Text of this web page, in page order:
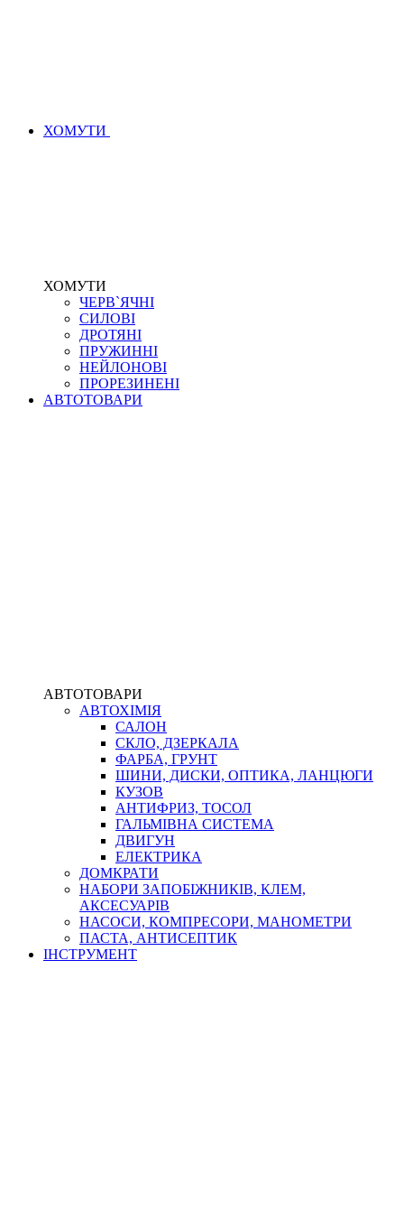
ХОМУТИ
ХОМУТИ
ЧЕРВ`ЯЧНІ
СИЛОВІ
ДРОТЯНІ
ПРУЖИННІ
НЕЙЛОНОВІ
ПРОРЕЗИНЕНІ
АВТОТОВАРИ
АВТОТОВАРИ
АВТОХІМІЯ
САЛОН
СКЛО, ДЗЕРКАЛА
ФАРБА, ГРУНТ
ШИНИ, ДИСКИ, ОПТИКА, ЛАНЦЮГИ
КУЗОВ
АНТИФРИЗ, ТОСОЛ
ГАЛЬМІВНА СИСТЕМА
ДВИГУН
ЕЛЕКТРИКА
ДОМКРАТИ
НАБОРИ ЗАПОБІЖНИКІВ, КЛЕМ,
АКСЕСУАРІВ
НАСОСИ, КОМПРЕСОРИ, МАНОМЕТРИ
ПАСТА, АНТИСЕПТИК
ІНСТРУМЕНТ